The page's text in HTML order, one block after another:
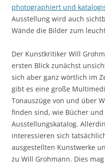
photographiert und
Ausstellung wird auch
Wände die Bilder zum
Der Kunstkritiker Will
ersten Blick zunächst
sich aber ganz wörtlich im
gibt es eine große
Tonauszüge von und über
finden sind, wie Bücher
Ausstellungskatalog.
interessieren sich
ausgestellten Kunstwerke
zu Will Grohmann. Dies